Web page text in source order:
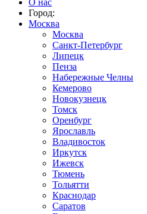
О нас
Город:
Москва
Москва
Санкт-Петербург
Липецк
Пенза
Набережные Челны
Кемерово
Новокузнецк
Томск
Оренбург
Ярославль
Владивосток
Иркутск
Ижевск
Тюмень
Тольятти
Краснодар
Саратов